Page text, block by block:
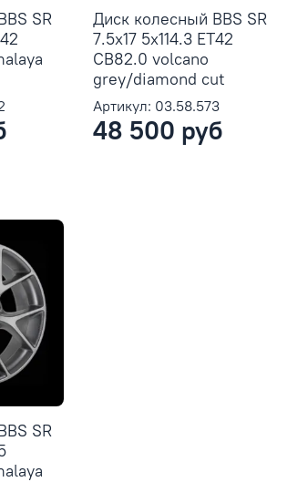
SR
Диск колесный BBS SR
7.5x17 5x114.3 ET42
CB82.0 volcano
grey/diamond cut
Артикул: 03.58.573
48 500 руб
SR